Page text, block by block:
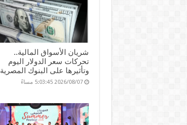
شريان الأسواق المالية..
تحركات سعر الدولار اليوم
وتأثيرها على البنوك المصرية
2026/08/07 5:03:45 مساءً